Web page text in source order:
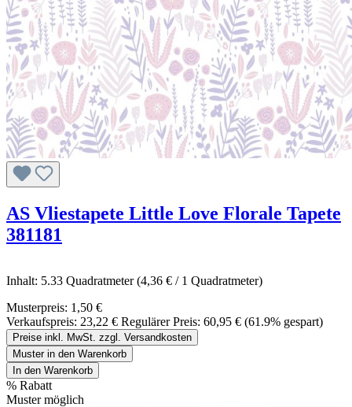
AS Vliestapete Little Love Florale Tapete
381181
Inhalt: 5.33 Quadratmeter(4,36 € / 1 Quadratmeter)
Musterpreis: 1,50 €
Verkaufspreis: 23,22 € Regulärer Preis: 60,95 € (61.9% gespart)
Preise inkl. MwSt. zzgl. Versandkosten
Muster in den Warenkorb
In den Warenkorb
% Rabatt
Muster möglich